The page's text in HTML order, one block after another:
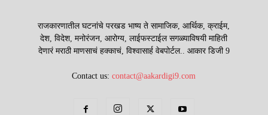
राजकारणातील घटनांचे परखड भाष्य ते सामाजिक, आर्थिक, क्राईम,
देश, विदेश, मनोरंजन, आरोग्य, लाईफस्टाईल सगळ्याविषयी माहिती
देणारं मराठी माणसाचं हक्काचं, विश्वासार्ह वेबपोर्टल.. आकार डिजी 9
Contact us:contact@aakardigi9.com